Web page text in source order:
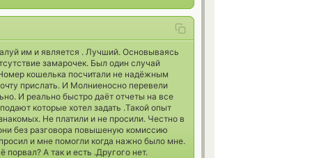
им и является . Лучший. Основываясь
замарочек. Был один случай
кошелька посчитали не надёжным
прислать. И Молниеносно перевели
И реально быстро даёт отчеты на все
которые хотел задать .Такой опыт
Не платили и не просили. Честно в
без разговора повышеную комиссию
и мне помогли когда нажно было мне.
А так и есть .Другого нет.